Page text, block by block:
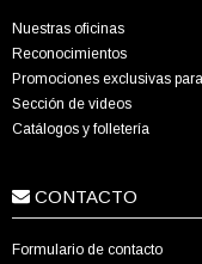
Nuestras oficinas
Reconocimientos
Promociones exclusivas
Sección de videos
Catálogos y folletería
CONTACTO
Formulario de contacto